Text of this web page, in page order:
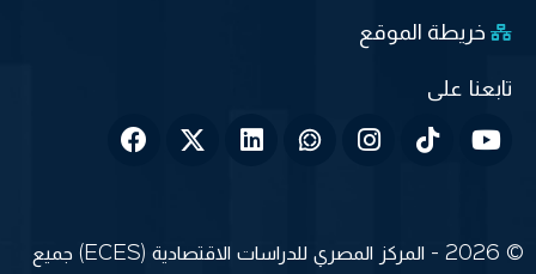
خريطة الموقع
© 2026 - المركز المصري للدراسات الاقتصادية (ECES) جميع